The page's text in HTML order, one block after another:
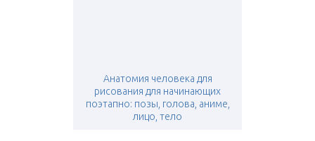
Анатомия человека для
рисования для начинающих
поэтапно: позы, голова, аниме,
лицо, тело